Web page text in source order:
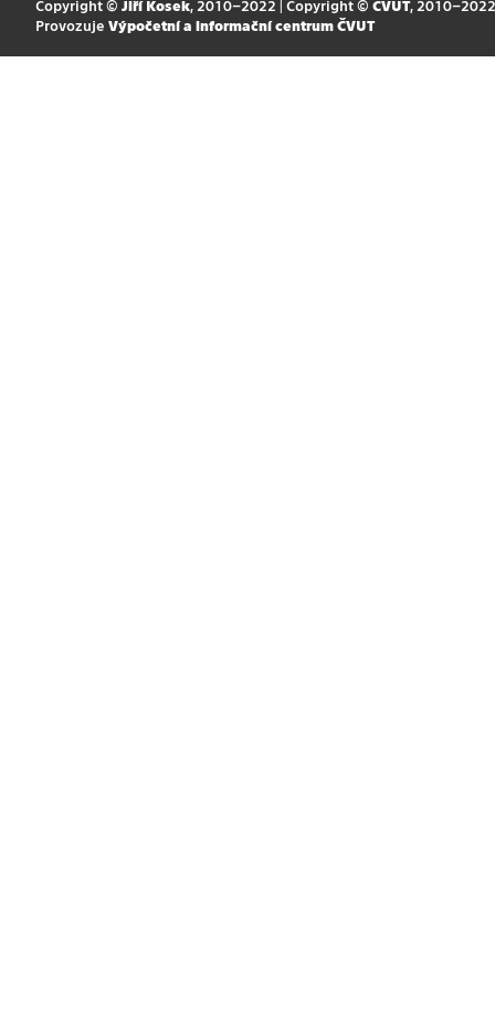
Copyright © Jiří Kosek, 2010–2022 | Copyright © ČVUT, 2010–2022
Provozuje Výpočetní a informační centrum ČVUT